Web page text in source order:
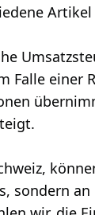
Falle einer
sondern